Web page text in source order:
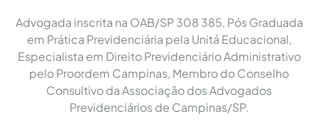
Advogada inscrita na OAB/SP 308 385, Pós Graduada
em Prática Previdenciária pela Unitá Educacional,
Especialista em Direito Previdenciário Administrativo
pelo Proordem Campinas, Membro do Conselho
Consultivo da Associação dos Advogados
Previdenciários de Campinas/SP.